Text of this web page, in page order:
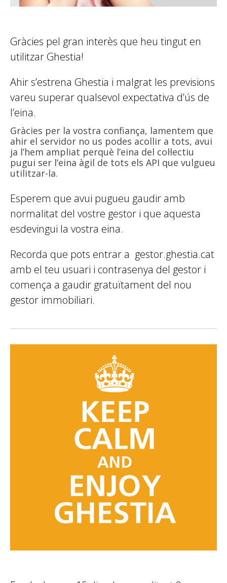
Gràcies pel gran interès que heu tingut en
utilitzar Ghestia!
Ahir s’estrena Ghestia i malgrat les previsions
vareu superar qualsevol expectativa d’ús de
l’eina.
Gràcies per la vostra confiança, lamentem que
ahir el servidor no us podes acollir a tots, avui
ja l’hem ampliat perquè l’eina del col·lectiu
pugui ser l’eina àgil de tots els API que vulgueu
utilitzar-la.
Esperem que avui pugueu gaudir amb
normalitat del vostre gestor i que aquesta
esdevingui la vostra eina.
Recorda que pots entrar a gestor.ghestia.cat
amb el teu usuari i contrasenya del gestor i
comença a gaudir gratuïtament del nou
gestor immobiliari.